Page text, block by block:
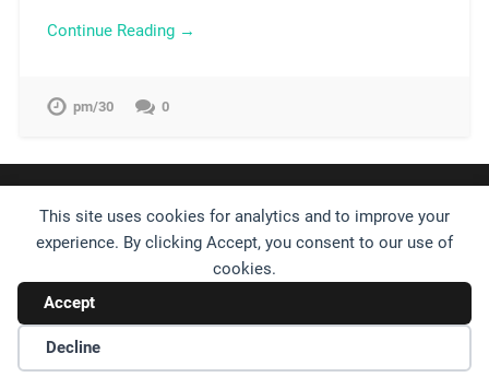
This site uses cookies for analytics and to improve your
experience. By clicking Accept, you consent to our use of
cookies.
Accept
Decline
Continue Reading →
pm/30 0